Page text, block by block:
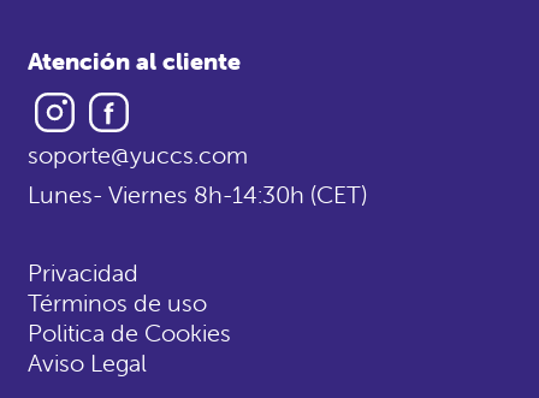
Atención al cliente
Instagram
soporte@yuccs.com
Lunes- Viernes 8h-14:30h (CET)
Privacidad
Términos de uso
Politica de Cookies
Aviso Legal